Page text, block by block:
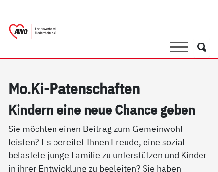
SucheSuche
Mo.Ki-Pa­ten­schaf­ten
Kin­dern ei­ne neue Chan­ce ge­ben
Sie möchten einen Beitrag zum Gemeinwohl
leisten? Es bereitet Ihnen Freude, eine sozial
belastete junge Familie zu unterstützen und Kinder
in ihrer Entwicklung zu begleiten? Sie haben